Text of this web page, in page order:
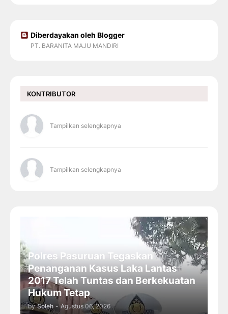
Diberdayakan oleh Blogger
PT. BARANITA MAJU MANDIRI
KONTRIBUTOR
Tampilkan selengkapnya
Tampilkan selengkapnya
Polres Pasuruan Tegaskan
Penanganan Kasus Laka Lantas
2017 Telah Tuntas dan Berkekuatan
Hukum Tetap
by Soleh - Agustus 06, 2026